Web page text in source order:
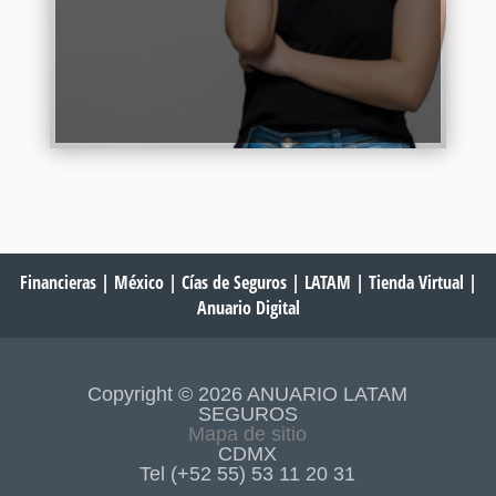
Continuar Leyendo
Financieras| México| Cías de Seguros| LATAM | Tienda Virtual |
Anuario Digital
Copyright © 2026 ANUARIO LATAM
SEGUROS
Mapa de sitio
CDMX
Tel (+52 55) 53 11 20 31